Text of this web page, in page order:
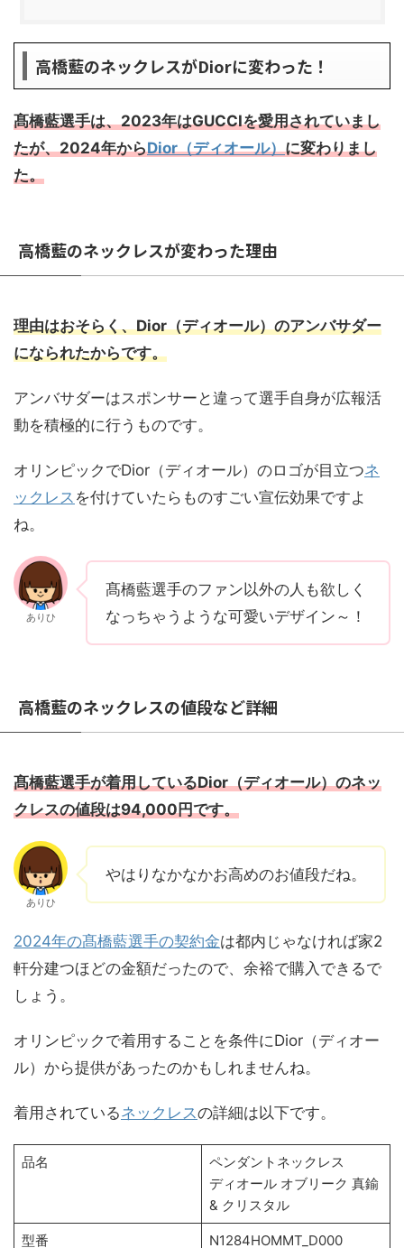
高橋藍のネックレスがDiorに変わった！
髙橋藍選手は、2023年はGUCCIを愛用されていまし
たが、2024年からDior（ディオール）に変わりまし
た。
高橋藍のネックレスが変わった理由
理由はおそらく、Dior（ディオール）のアンバサダー
になられたからです。
アンバサダーはスポンサーと違って選手自身が広報活
動を積極的に行うものです。
オリンピックでDior（ディオール）のロゴが目立つネ
ックレス を付けていたらものすごい宣伝効果ですよ
ね。
ありひ
髙橋藍選手のファン以外の人も欲しく
なっちゃうような可愛いデザイン～！
高橋藍のネックレスの値段など詳細
髙橋藍選手が着用しているDior（ディオール）のネッ
クレスの値段は94,000円です。
ありひ
やはりなかなかお高めのお値段だね。
2024年の髙橋藍選手の契約金は都内じゃなければ家2
軒分建つほどの金額だったので、余裕で購入できるで
しょう。
オリンピックで着用することを条件にDior（ディオー
ル）から提供があったのかもしれませんね。
着用されているネックレスの詳細は以下です。
品名
ペンダントネックレス
ディオール オブリーク 真鍮
& クリスタル
型番 N1284HOMMT_D000